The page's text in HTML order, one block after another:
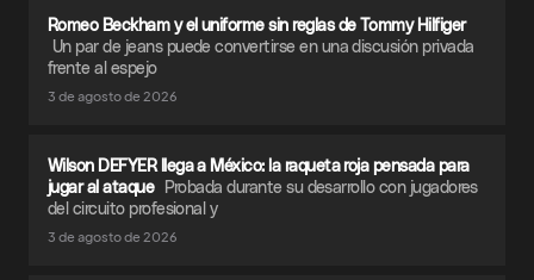
Romeo Beckham y el uniforme sin reglas de Tommy Hilfiger
Un par de jeans puede convertirse en una discusión privada
frente al espejo
3 de agosto de 2026
Wilson DEFYER llega a México: la raqueta roja pensada para
jugar al ataque Probada durante su desarrollo con jugadores
del circuito profesional y
3 de agosto de 2026